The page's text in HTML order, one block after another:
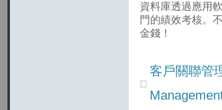
資料庫透過應用
門的績效考核。
金錢！
客戶關聯管